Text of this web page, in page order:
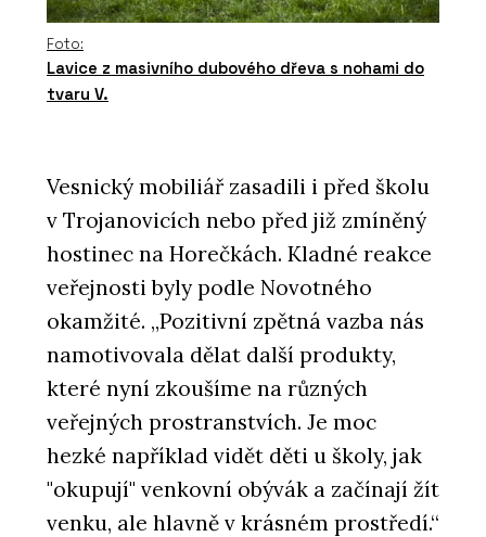
Foto:
Lavice z masivního dubového dřeva s nohami do
tvaru V.
Vesnický mobiliář zasadili i před školu
v Trojanovicích nebo před již zmíněný
hostinec na Horečkách. Kladné reakce
veřejnosti byly podle Novotného
okamžité. „Pozitivní zpětná vazba nás
namotivovala dělat další produkty,
které nyní zkoušíme na různých
veřejných prostranstvích. Je moc
hezké například vidět děti u školy, jak
"okupují" venkovní obývák a začínají žít
venku, ale hlavně v krásném prostředí.“